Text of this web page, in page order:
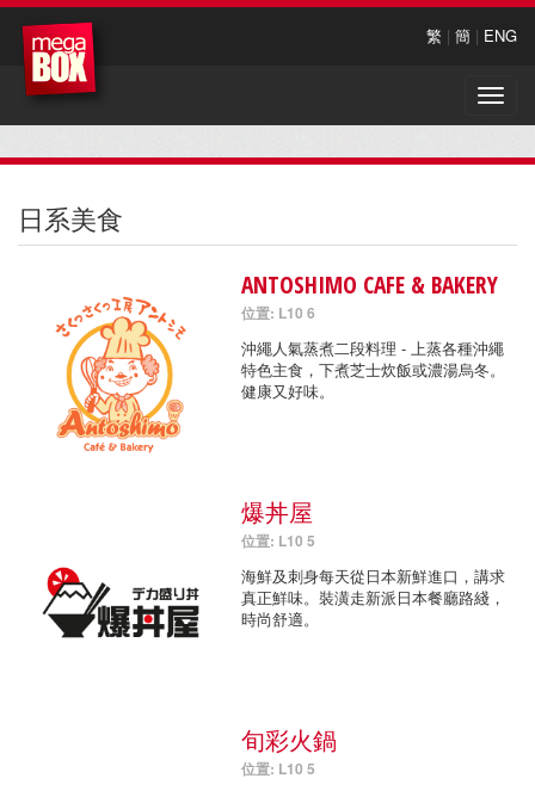
繁 | 簡 | ENG
Toggle
日系美食
ANTOSHIMO CAFE & BAKERY
位置: L10 6
沖繩人氣蒸煮二段料理 - 上蒸各種沖繩
特色主食，下煮芝士炊飯或濃湯烏冬。
健康又好味。
爆丼屋
位置: L10 5
海鮮及刺身每天從日本新鮮進口，講求
真正鮮味。裝潢走新派日本餐廳路綫，
時尚舒適。
旬彩火鍋
位置: L10 5